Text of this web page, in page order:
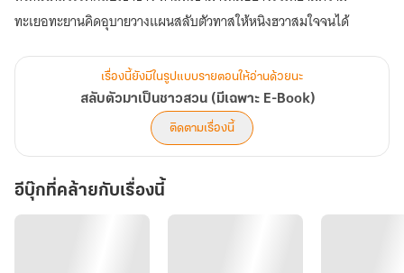
E-
Book)
ทะเยอทะยานคิดอุบายวางแผนสลับตัวทาสให้หนิงฮวาสมใจจนได้
เรื่องนี้ยังมีในรูปแบบรายตอนให้อ่านด้วยนะ
สลับตัวมาเป็นชาวสวน (มีเฉพาะ E-Book)
ติดตามเรื่องนี้
อีบุ๊กที่คล้ายกับเรื่องนี้